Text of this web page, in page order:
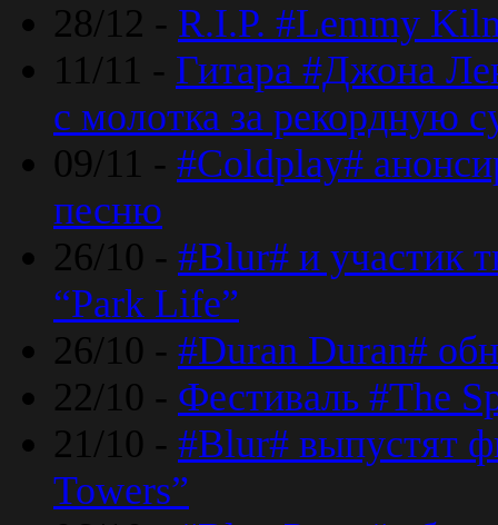
28/12 - R.I.P. #Lemmy
11/11 - Гитара #Джона
с молотка за рекордную
09/11 - #Coldplay#
песню
26/10 - #Blur# и участик
“Park Life”
26/10 - #Duran Duran#
22/10 - Фестиваль #The
21/10 - #Blur# выпустят
Towers”